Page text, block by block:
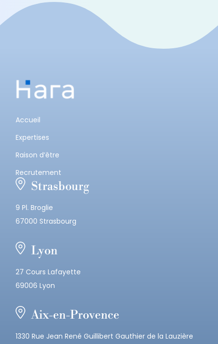
Accueil
Expertises
Raison d’être
Recrutement
Strasbourg
9 Pl. Broglie
67000 Strasbourg
Lyon
27 Cours Lafayette
69006 Lyon
Aix-en-Provence
1330 Rue Jean René Guillibert Gauthier de la Lauzière